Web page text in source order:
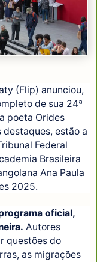
(Flip) anunciou,
de sua 24ª
poeta Orides
destaques, estão a
Federal
Brasileira
Ana Paula
2025.
oficial,
Autores
questões do
as migrações